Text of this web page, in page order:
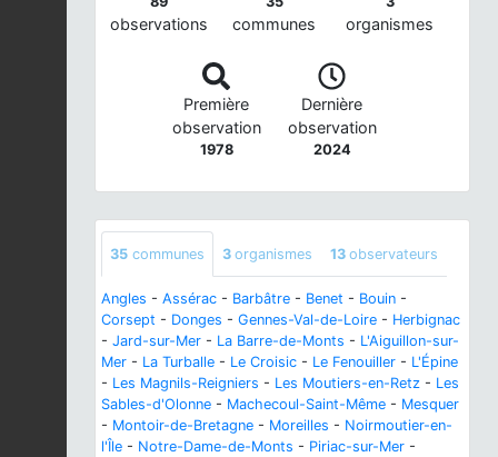
observations communes organismes
Première
observation
1978
Dernière
observation
2024
35 communes 3 organismes 13 observateurs
Angles - Assérac - Barbâtre - Benet - Bouin -
Corsept - Donges - Gennes-Val-de-Loire - Herbignac
- Jard-sur-Mer - La Barre-de-Monts - L'Aiguillon-sur-
Mer - La Turballe - Le Croisic - Le Fenouiller - L'Épine
- Les Magnils-Reigniers - Les Moutiers-en-Retz - Les
Sables-d'Olonne - Machecoul-Saint-Même - Mesquer
- Montoir-de-Bretagne - Moreilles - Noirmoutier-en-
l'Île - Notre-Dame-de-Monts - Piriac-sur-Mer -